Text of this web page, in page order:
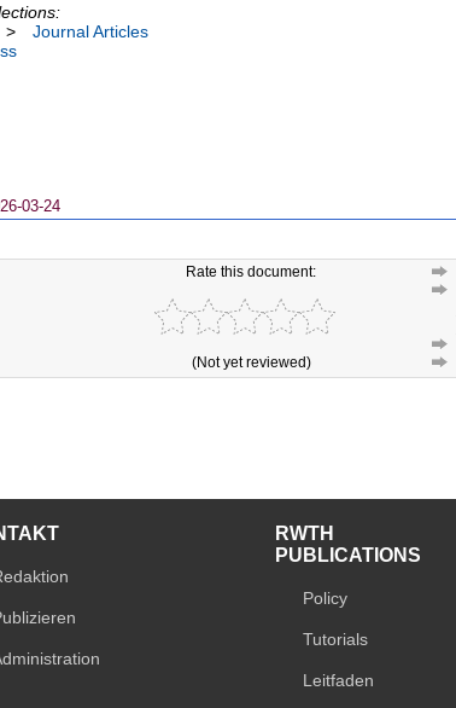
>
Journal Articles
03-24
Rate this document:
(Not yet reviewed)
RWTH
PUBLICATIONS
Policy
Tutorials
Leitfaden